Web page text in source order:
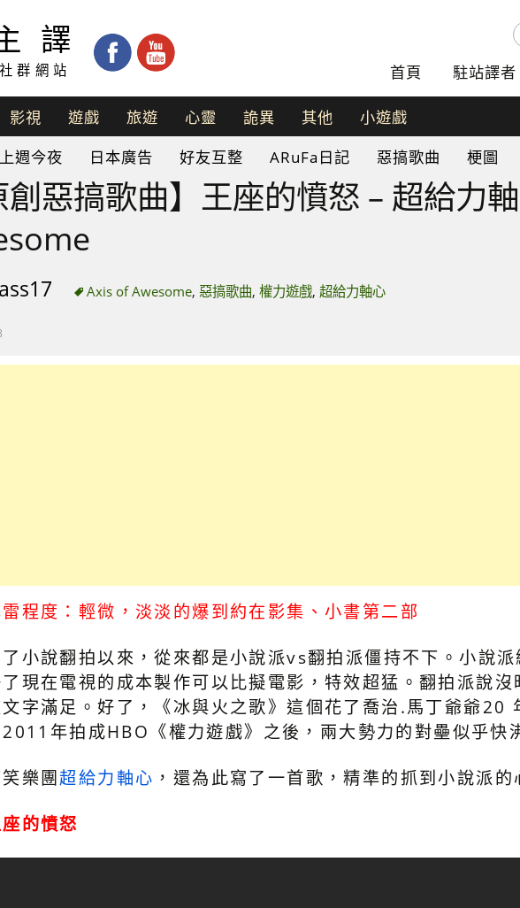
譯
群網站 首頁 駐站譯者
影視 遊戲 旅遊 心靈 詭異 其他
小遊戲
戲
上週今夜 日本廣告 好友互整 ARuFa日記 惡搞歌曲 梗圖
創惡搞歌曲】王座的憤怒 – 超給力
Axis of Awesome,惡搞歌曲,權力遊戲,超給力軸心
程度：輕微，淡淡的爆到約在影集、小書第二部
了小說翻拍以來，從來都是小說派vs翻拍派僵持不下。小說
現在電視的成本製作可以比擬電影，特效超猛。翻拍派說沒
字滿足。好了，《冰與火之歌》這個花了喬治.馬丁爺爺20
年拍成HBO《權力遊戲》之後，兩大勢力的對壘似乎快
樂團超給力軸心 ，還為此寫了一首歌，精準的抓到小說派
的憤怒